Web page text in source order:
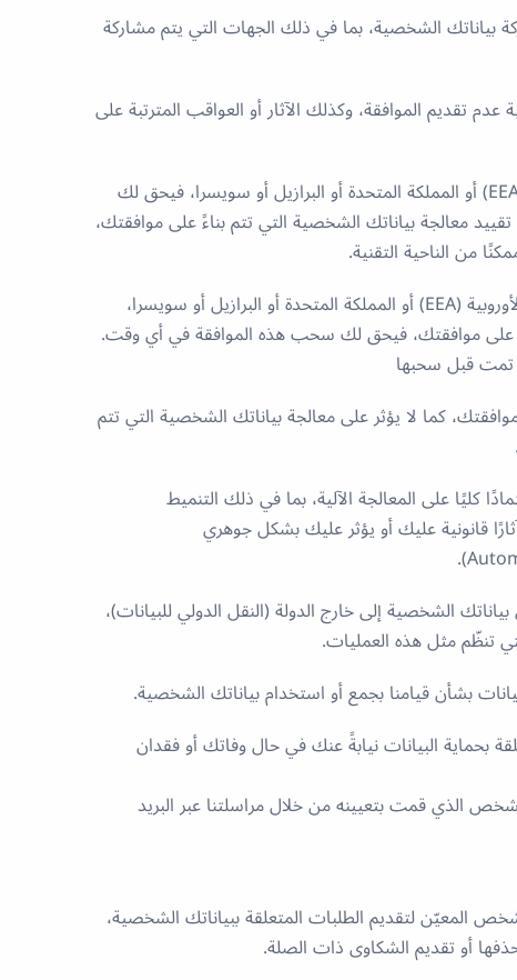
الشخصية، بما في ذلك الجهات التي يتم مشاركة
الموافقة، وكذلك الآثار أو العواقب المترتبة على
إذا كنتَ مقيمًا في المنطقة الاقتصادية الأوروبية (EEA) أو المملكة المتحدة أو البرازيل أو سويسرا، فيحق لك
معالجة بياناتك الشخصية التي تتم بناءً على موافقتك،
من الناحية التقنية.
وبالمثل، إذا كنتَ مقيمًا في المنطقة الاقتصادية الأوروبية (EEA) أو المملكة المتحدة أو البرازيل أو سويسرا،
موافقتك، فيحق لك سحب هذه الموافقة في أي وقت.
تمت قبل سحبها
كما لا يؤثر على معالجة بياناتك الشخصية التي تتم
كليًا على المعالجة الآلية، بما في ذلك التنميط
الشخصية إلى خارج الدولة (النقل الدولي للبيانات)،
تنظّم مثل هذه العمليات.
بشأن قيامنا بجمع أو استخدام بياناتك الشخصية.
البيانات نيابةً عنك في حال وفاتك أو فقدان
الذي قمت بتعيينه من خلال مراسلتنا عبر البريد
المعيّن لتقديم الطلبات المتعلقة ببياناتك الشخصية،
أو تقديم الشكاوى ذات الصلة.